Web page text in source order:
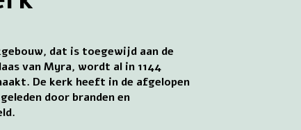
dat is toegewijd aan de
van Myra, wordt al in 1144
De kerk heeft in de afgelopen
door branden en